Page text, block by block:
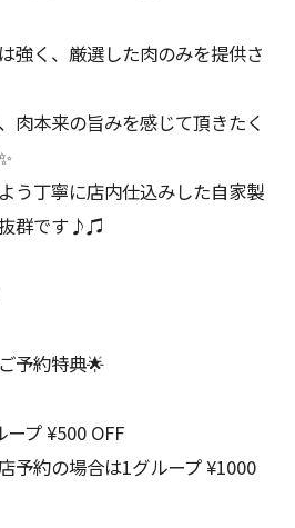
強く、厳選した肉のみを提供さ
肉本来の旨みを感じて頂きたく
う丁寧に店内仕込みした自家製
抜群です♪♫
予約特典🌟
プ ¥500 OFF
予約の場合は1グループ ¥1000